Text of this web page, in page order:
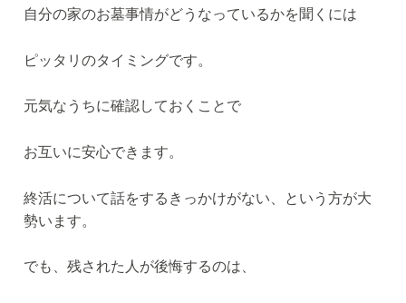
自分の家のお墓事情がどうなっているかを聞くには
ピッタリのタイミングです。
元気なうちに確認しておくことで
お互いに安心できます。
終活について話をするきっかけがない、という方が大
勢います。
でも、残された人が後悔するのは、